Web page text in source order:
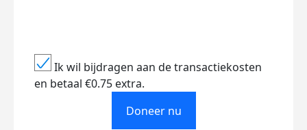
Ik wil bijdragen aan de transactiekosten
en betaal €0.75 extra.
Doneer nu